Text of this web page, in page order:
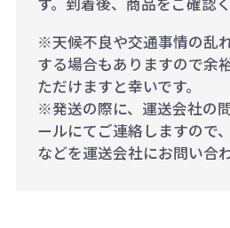
※天候不良や交通事情の乱
する場合もありますので余
ただけますと幸いです。
※発送の際に、運送会社の
ールにてご連絡しますので
などを運送会社にお問い合